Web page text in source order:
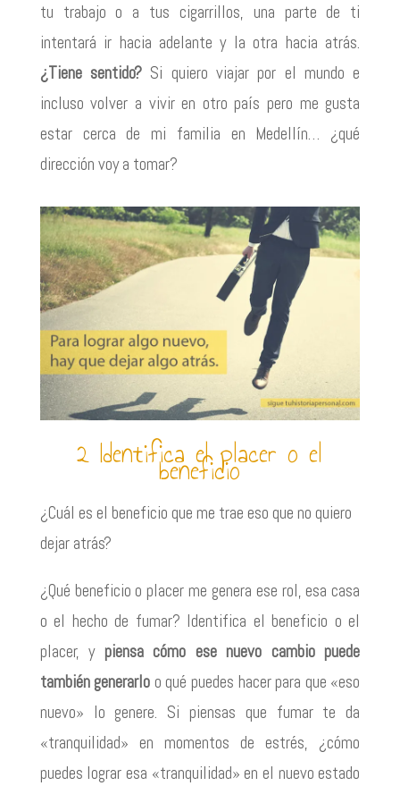
tu trabajo o a tus cigarrillos, una parte de ti
intentará ir hacia adelante y la otra hacia atrás.
¿Tiene sentido? Si quiero viajar por el mundo e
incluso volver a vivir en otro país pero me gusta
estar cerca de mi familia en Medellín… ¿qué
dirección voy a tomar?
2 Identifica el placer o el
beneficio
¿Cuál es el beneficio que me trae eso que no quiero
dejar atrás?
¿Qué beneficio o placer me genera ese rol, esa casa
o el hecho de fumar? Identifica el beneficio o el
placer, y piensa cómo ese nuevo cambio puede
también generarlo o qué puedes hacer para que «eso
nuevo» lo genere. Si piensas que fumar te da
«tranquilidad» en momentos de estrés, ¿cómo
puedes lograr esa «tranquilidad» en el nuevo estado